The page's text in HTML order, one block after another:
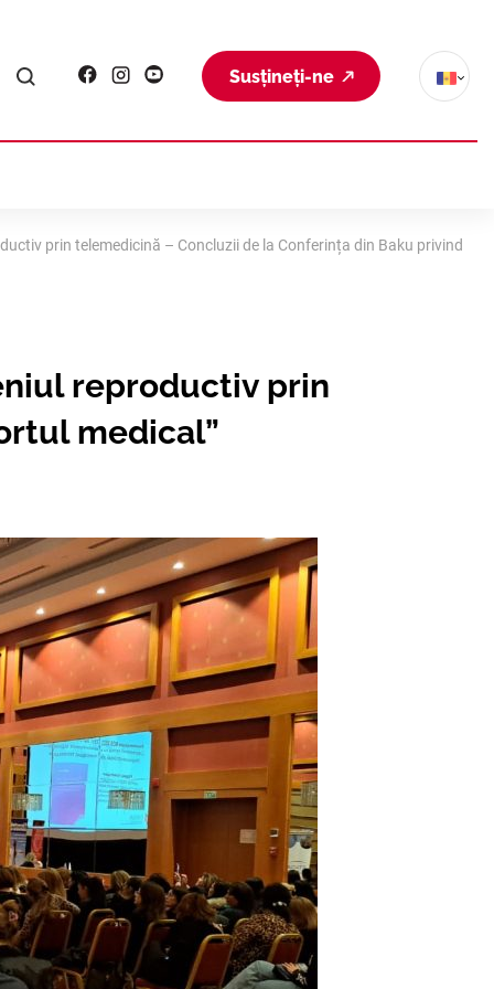
Susțineți-ne
prin telemedicină – Concluzii de la Conferința din Baku privind
reproductiv prin
medical”